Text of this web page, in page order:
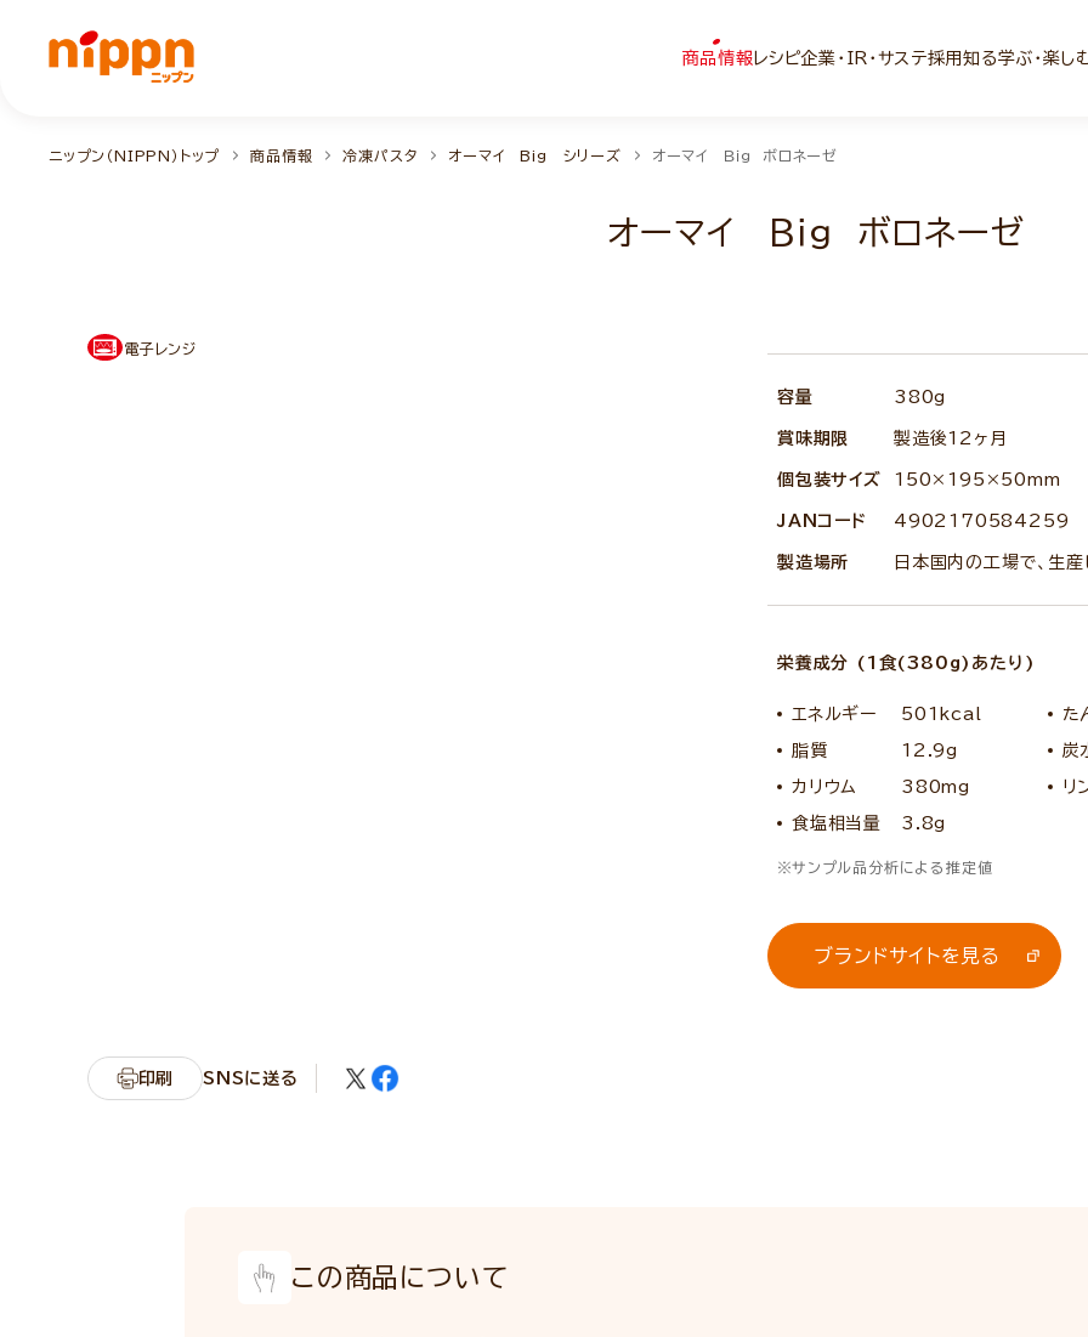
商品情報 レシピ企業・IR・サステ採用知る学ぶ・楽し
ニップン（NIPPN）トップ 商品情報 冷凍パスタ オーマイ Big シリーズ オーマイ Ｂｉｇ ボロネーゼ
オーマイ Ｂｉｇ ボロネーゼ
NEW
電子レンジ
容量 380g
賞味期限 製造後12ヶ月
個包装サイズ 150×195×50mm
JANコード 4902170584259
製造場所 日本国内の工場で、生
栄養成分 (1食(380g)あたり)
エネルギー 501kcal た
脂質 12.9g 炭
カリウム 380mg リ
食塩相当量 3.8g
サンプル品分析による推定値
ブランドサイトを見る
印刷 SNSに送る
この商品について